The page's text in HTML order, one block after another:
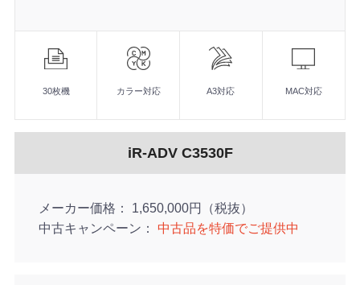
■連続複写速度（A4）：カラー・モノクロともに30枚/分
■キヤノン最新の「第3世代」機
■新開発のシフトソートで一部毎にずらしながら排紙可能
30枚機 カラー対応 A3対応 MAC対応
iR-ADV C3530F
メーカー価格
1,650,000円（税抜）
中古キャンペーン
中古品を特価でご提供中